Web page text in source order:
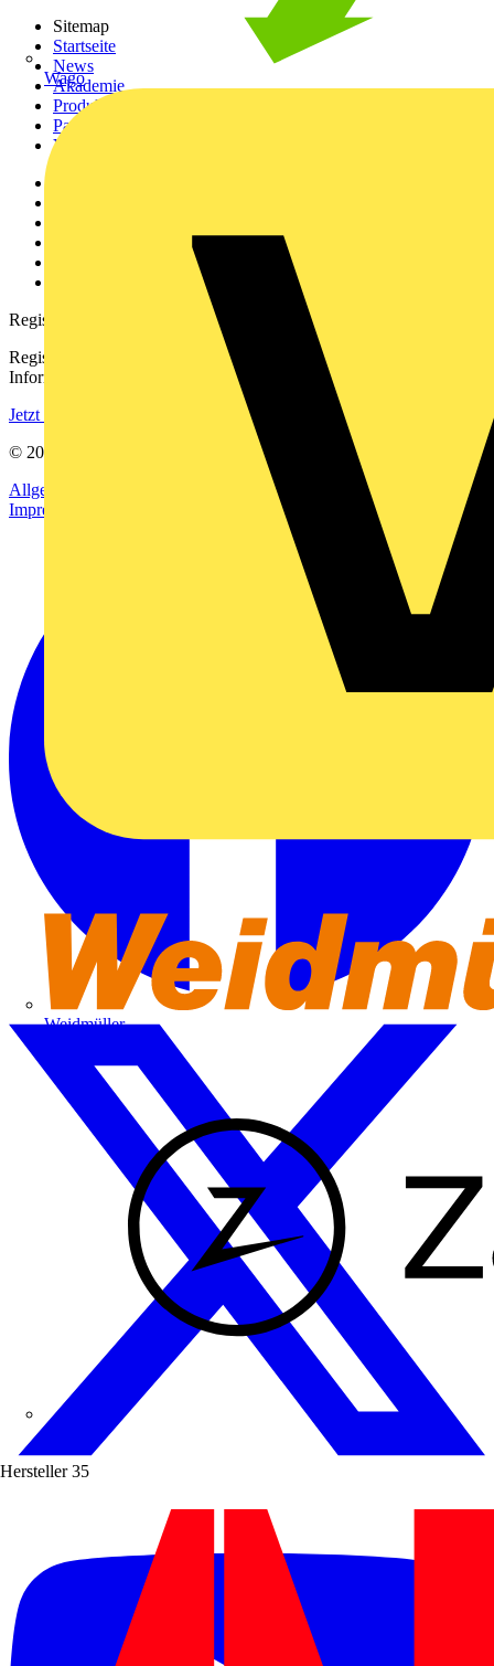
Wago
Weidmüller
Hersteller 35
Sitemap
Startseite
News
Akademie
Produktsuche
Partner
Voltimum+
Downloadbereich (PDFs)
Häufig gestellte Fragen
Registrierung
Registrieren Sie sich kostenlos und erhalten Sie stets aktuelle
Informationen aus der Elektroindustrie.
Jetzt registrieren
© 2002-
Allgemeine Geschäftsbedingungen
Datenschutzerklärung
Impressum